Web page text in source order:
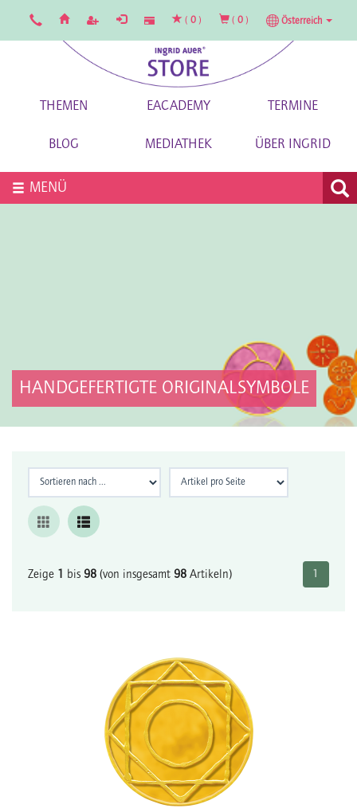
( 0 ) ( 0 ) Österreich
THEMEN EACADEMY TERMINE
BLOG MEDIATHEK ÜBER INGRID
MENÜ
HANDGEFERTIGTE ORIGINALSYMBOLE
Zeige 1 bis 98 (von insgesamt 98 Artikeln) 1